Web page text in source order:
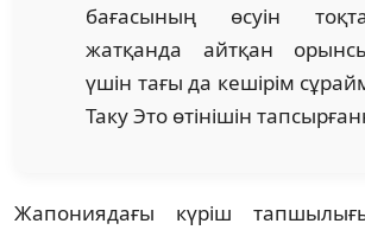
бағасының өсуін
жатқанда айтқан
үшін тағы да кешірім
Таку Это өтінішін
Жапониядағы күріш